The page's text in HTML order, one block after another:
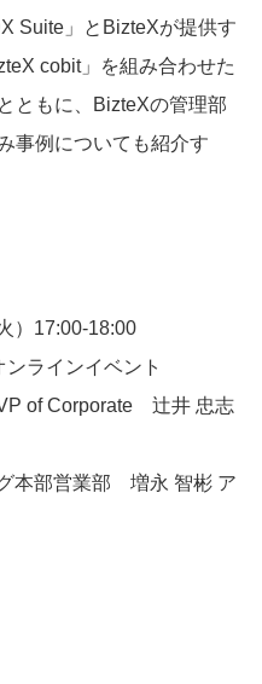
Suite」とBizteXが提供す
cobit」を組み合わせた
ともに、BizteXの管理部
事例についても紹介す
）17:00-18:00
ラインイベント
of Corporate 辻井 忠志
部営業部 増永 智彬 ア